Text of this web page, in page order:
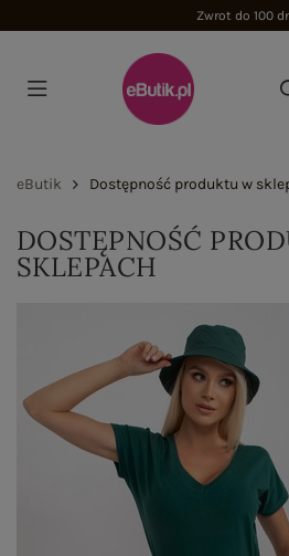
Zwrot do 100
eButik Dostępność produktu w
DOSTĘPNOŚĆ
SKLEPACH